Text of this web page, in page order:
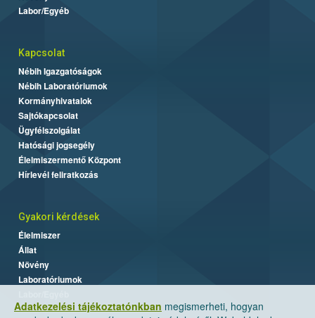
Adatkezelési tájékoztatónkban megismerheti, hogyan
Labor/Egyéb
Kapcsolat
Nébih Igazgatóságok
Nébih Laboratóriumok
Kormányhivatalok
Sajtókapcsolat
Ügyfélszolgálat
Hatósági jogsegély
Élelmiszermentő Központ
Hírlevél feliratkozás
Gyakori kérdések
Élelmiszer
Állat
Növény
Laboratóriumok